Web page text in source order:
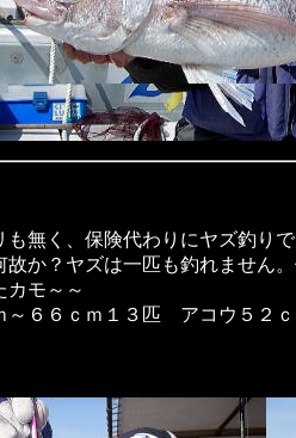
無く、保険代わりにヤズ釣
か？ヤズは一匹も釣れませ
カモ～～
６６ｃｍ１３匹 アコウ５２